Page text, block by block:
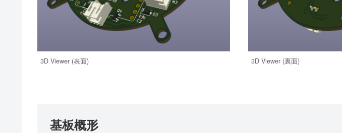
3D Viewer (表面) 3D Viewer (裏面)
基板概形